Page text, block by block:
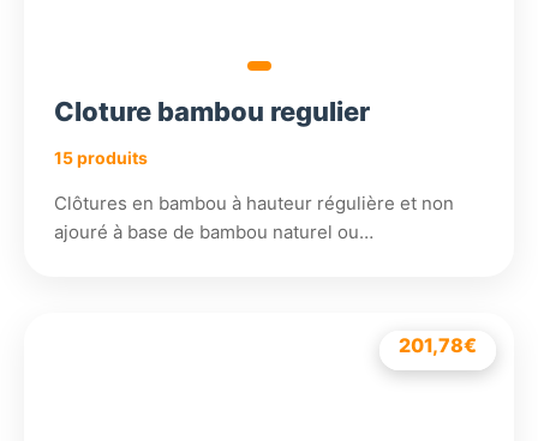
Cloture bambou regulier
15 produits
Clôtures en bambou à hauteur régulière et non
ajouré à base de bambou naturel ou…
201,78€
127,38€